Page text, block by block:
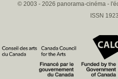
© 2003 - 2026 panorama-cinéma -
ISSN